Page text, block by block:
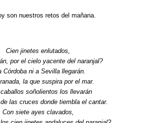
son nuestros retos del mañana.
Cien jinetes enlutados,
por el cielo yacente del naranjal?
Córdoba ni a Sevilla llegarán.
la que suspira por el mar.
soñolientos los llevarán
las cruces donde tiembla el cantar.
Con siete ayes clavados,